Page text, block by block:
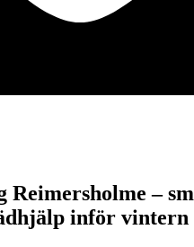
Reimersholme –
inför vintern